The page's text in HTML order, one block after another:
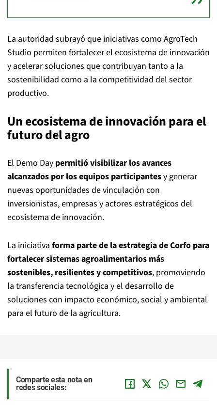
La autoridad subrayó que iniciativas como AgroTech
Studio permiten fortalecer el ecosistema de innovación
y acelerar soluciones que contribuyan tanto a la
sostenibilidad como a la competitividad del sector
productivo.
Un ecosistema de innovación para el
futuro del agro
El Demo Day permitió visibilizar los avances
alcanzados por los equipos participantesy generar
nuevas oportunidades de vinculación con
inversionistas, empresas y actores estratégicos del
ecosistema de innovación.
La iniciativa forma parte de la estrategia de Corfo para
fortalecer sistemas agroalimentarios más
sostenibles, resilientes y competitivos, promoviendo
la transferencia tecnológica y el desarrollo de
soluciones con impacto económico, social y ambiental
para el futuro de la agricultura.
Comparte esta nota en
redes sociales: